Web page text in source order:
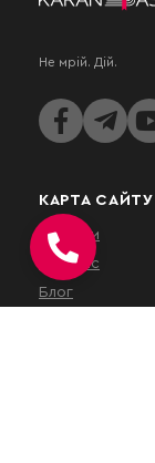
Не мрій. Дій.
КАРТА САЙТУ
Послуги
Про нас
Блог